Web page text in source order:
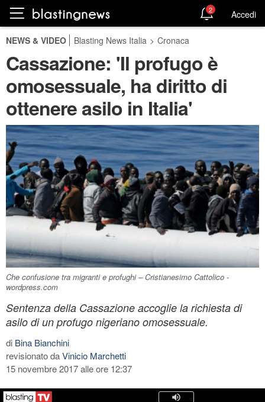
2 Accedi
NEWS & VIDEO Blasting News Italia > Cronaca
Cassazione: 'Il profugo è
omosessuale, ha diritto di
ottenere asilo in Italia'
Che confusione tra migranti e profughi – Cristianesimo Cattolico -
wordpress.com
Sentenza della Cassazione accoglie la richiesta di
asilo di un profugo nigeriano omosessuale.
di Bina Bianchini
revisionato daVinicio Marchetti
15 novembre 2017 alle ore 12:37